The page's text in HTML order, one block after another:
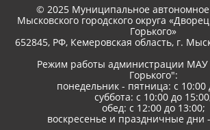
© 2025 Муниципальное
Мысковского городского округа
Горького»
652845, РФ, Кемеровская область, г.
Режим работы администрации
Горького":
понедельник - пятница: с 10:00
суббота: с 10:00 до
обед: с 12:00 до 13:00;
воскресенье и праздничные дни